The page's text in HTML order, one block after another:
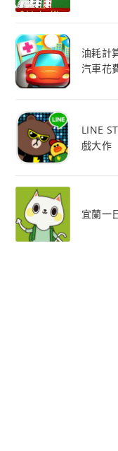
油耗計
汽車花
LINE
戲大作
宜蘭一